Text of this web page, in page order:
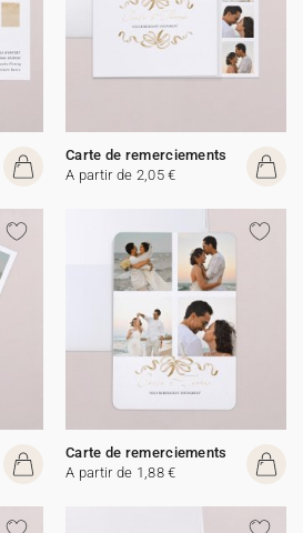
Carte de remerciements
A partir de 2,05 €
Carte de remerciements
A partir de 1,88 €